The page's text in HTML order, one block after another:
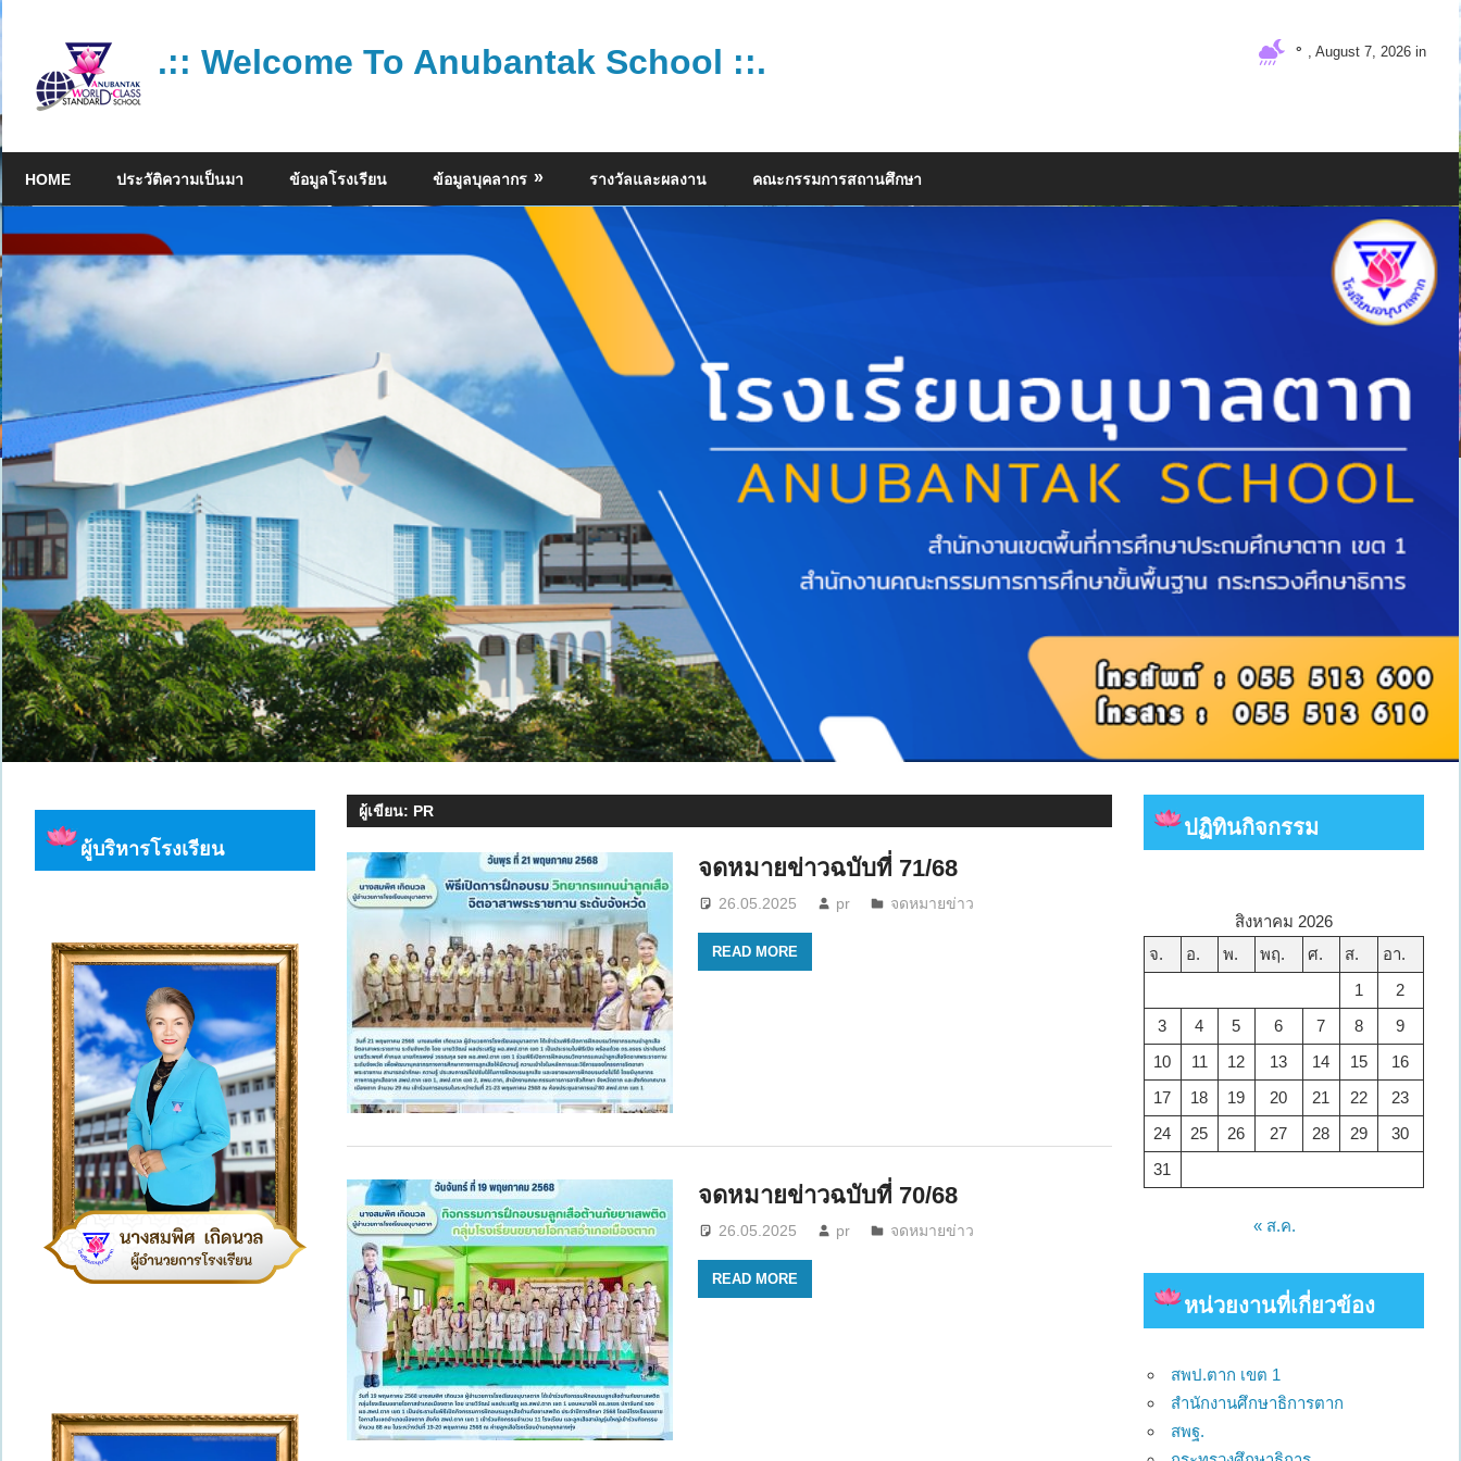
Skip
content
.:: Welcome To Anubantak School ::.
มาตรฐาน
° , August 7, 2026 in
HOME ประวัติความเป็นมา ข้อมูลโรงเรียน ข้อมูลบุคลากร รางวัลและผลงาน คณะกรรมการสถานศึกษา
ผู้เขียน: PR
จดหมายข่าวฉบับที่ 71/68
26.05.2025 pr จดหมายข่าว
READ MORE
จดหมายข่าวฉบับที่ 70/68
26.05.2025 pr จดหมายข่าว
READ MORE
ผู้บริหารโรงเรียน
ปฏิทินกิจกรรม
สิงหาคม 2026
จ.
อ. พ. พฤ. ศ. ส.
อา.
1
2
3
4 5 6 7 8
9
10
11 12 13 14 15
16
17
18 19 20 21 22
23
24
25 26 27 28 29
30
31
« ส.ค.
หน่วยงานที่เกี่ยวข้อง
สพป.ตาก เขต 1
สำนักงานศึกษาธิการตาก
สพฐ.